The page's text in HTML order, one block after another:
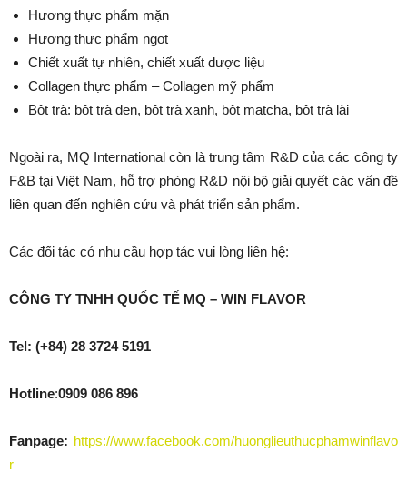
Hương thực phẩm mặn
Hương thực phẩm ngọt
Chiết xuất tự nhiên, chiết xuất dược liệu
Collagen thực phẩm – Collagen mỹ phẩm
Bột trà: bột trà đen, bột trà xanh, bột matcha, bột trà lài
Ngoài ra, MQ International còn là trung tâm R&D của các công ty
F&B tại Việt Nam, hỗ trợ phòng R&D nội bộ giải quyết các vấn đề
liên quan đến nghiên cứu và phát triển sản phẩm.
Các đối tác có nhu cầu hợp tác vui lòng liên hệ:
CÔNG TY TNHH QUỐC TẾ MQ – WIN FLAVOR
Tel: (+84) 28 3724 5191
Hotline:0909 086 896
Fanpage: https://www.facebook.com/huonglieuthucphamwinflavo
r